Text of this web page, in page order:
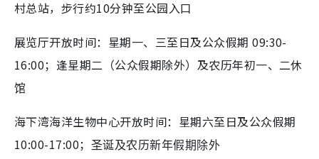
村总站，步行约10分钟至公园入口
展览厅开放时间：星期一、三至日及公众假期 09:30-
16:00；逢星期二（公众假期除外）及农历年初一、二休
馆
海下湾海洋生物中心开放时间：星期六至日及公众假期
10:00-17:00； 圣诞及农历新年假期除外